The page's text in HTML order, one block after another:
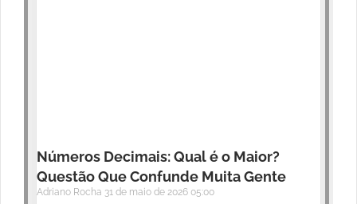
Números Decimais: Qual é o Maior?
Questão Que Confunde Muita Gente
Adriano Rocha 31 de maio de 2026 05:00